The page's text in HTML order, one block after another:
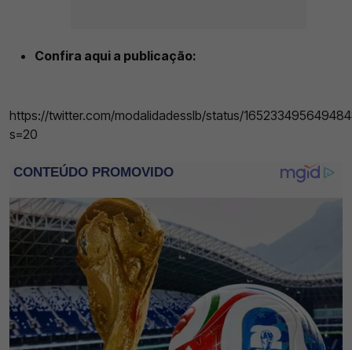
Confira aqui a publicação:
https://twitter.com/modalidadesslb/status/
s=20